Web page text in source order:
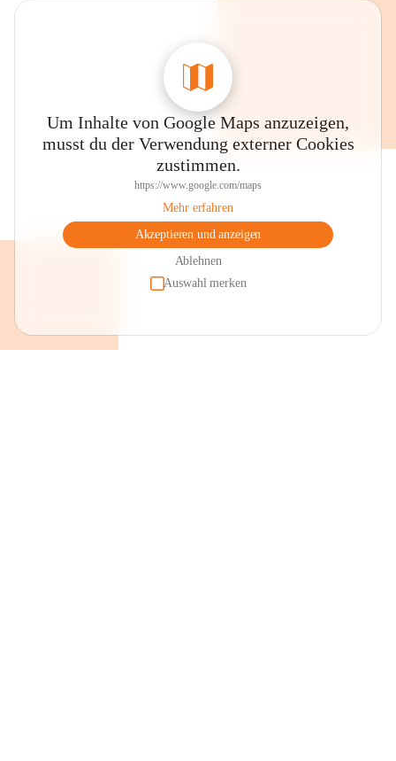
Um Inhalte von Google Maps anzuzeigen,
musst du der Verwendung externer Cookies
zustimmen.
https://www.google.com/maps
Mehr erfahren
Akzeptieren und anzeigen
Ablehnen
Auswahl merken